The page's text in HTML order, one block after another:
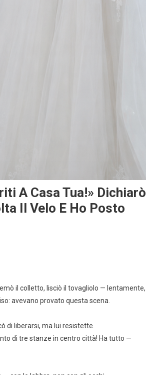
A Casa Tua!» Dichiarò
Il Velo E Ho Posto
il colletto, lisciò il tovagliolo — lentamente,
avevano provato questa scena.
di liberarsi, ma lui resistette.
di tre stanze in centro città! Ha tutto —